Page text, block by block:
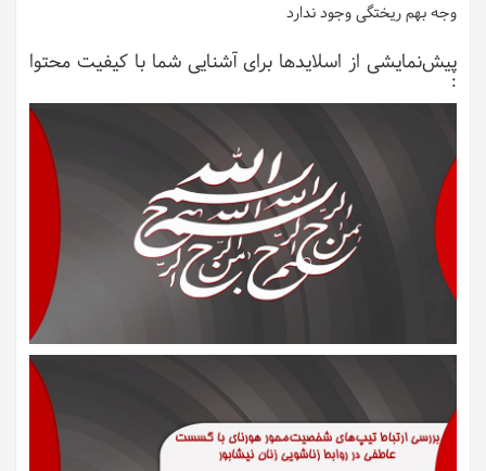
وجه بهم ریختگی وجود ندارد
پیش‌نمایشی از اسلایدها برای آشنایی شما با کیفیت محتوا
: